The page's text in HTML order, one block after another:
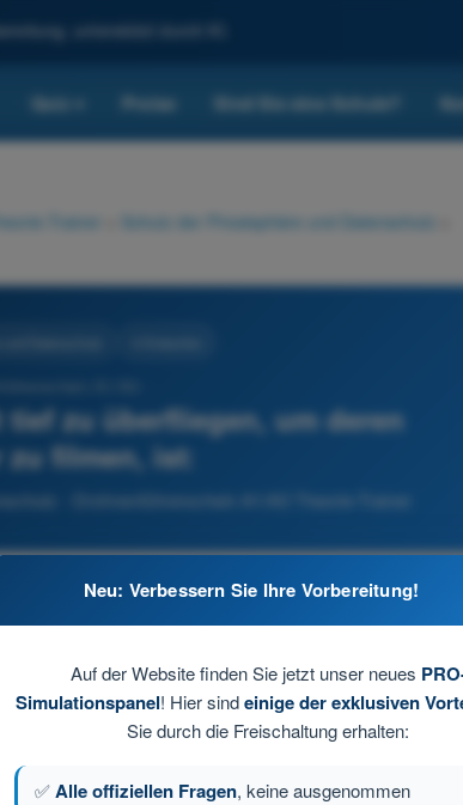
unterstützt durch KI.
Quiz Preise Sind Sie eine Schule?
Trainer Schutz der Privatsphäre und Datenschutz
zu überfliegen, um deren
zu filmen, ist:
- Drohnenführerschein A1/A3 Theorie-Trainer
Neu: Verbessern Sie Ihre Vorbereitung!
Auf der Website finden Sie jetzt unser neues
Simulationspanel! Hier sindeinige der exklusiven
Sie durch die Freischaltung erhalten:
✅Alle offiziellen Fragen, keine ausgenommen